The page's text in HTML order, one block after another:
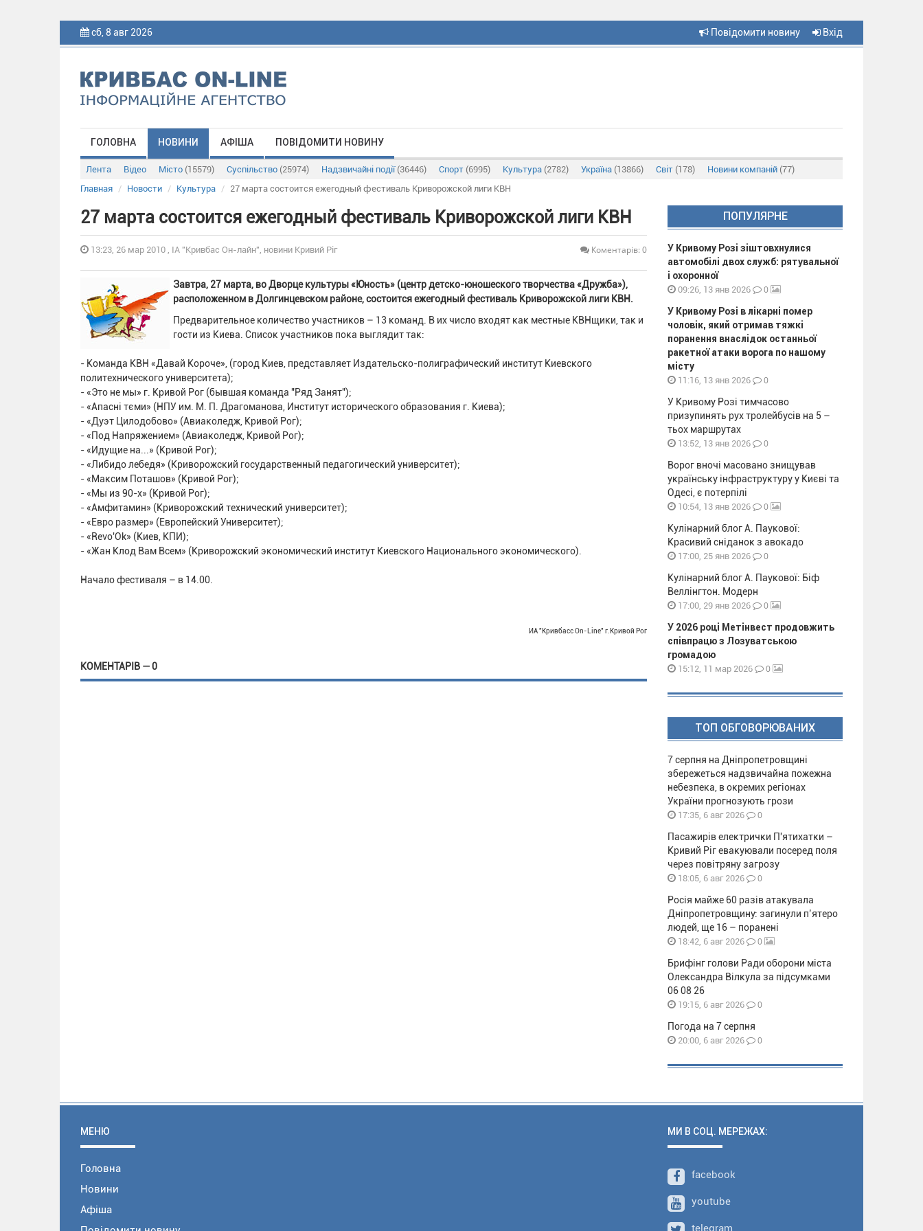
сб, 8 авг 2026 Повідомити новину Вхід
ГОЛОВНА НОВИНИ АФІША ПОВІДОМИТИ НОВИНУ
Лента Відео Місто (15579) Суспільство (25974) Надзвичайні події (36446) Спорт (6995) Культура (2782) Україна (13866) Світ (178) Новини компаній (77)
Главная
Новости Культура 27 марта состоится ежегодный фестиваль Криворожской лиги КВН
27 марта состоится ежегодный фестиваль Криворожской лиги КВН
13:23, 26 мар 2010 , ІА "Кривбас Он-лайн", новини Кривий Ріг Коментарів: 0
Завтра, 27 марта, во Дворце культуры «Юность» (центр детско-юношеского творчества «Дружба»),
расположенном в Долгинцевском районе, состоится ежегодный фестиваль Криворожской лиги КВН.
Предварительное количество участников – 13 команд. В их число входят как местные КВНщики, так и
гости из Киева. Список участников пока выглядит так:
- Команда КВН «Давай Короче», (город Киев, представляет Издательско-полиграфический институт Киевского
политехнического университета);
- «Это не мы» г. Кривой Рог (бывшая команда "Ряд Занят");
- «Апаснi тєми» (НПУ им. М. П. Драгоманова, Институт исторического образования г. Киева);
- «Дуэт Цилодобово» (Авиаколедж, Кривой Рог);
- «Под Напряжением» (Авиаколедж, Кривой Рог);
- «Идущие на...» (Кривой Рог);
- «Либидо лебедя» (Криворожский государственный педагогический университет);
- «Максим Поташов» (Кривой Рог);
- «Мы из 90-х» (Кривой Рог);
- «Амфитамин» (Криворожский технический университет);
- «Евро размер» (Европейский Университет);
- «Revo'Ok» (Киев, КПИ);
- «Жан Клод Вам Всем» (Криворожский экономический институт Киевского Национального экономического).
Начало фестиваля – в 14.00.
ИА "Кривбасс On-Line" г.Кривой Рог
КОМЕНТАРІВ — 0
ПОПУЛЯРНЕ
У Кривому Розі зіштовхнулися
автомобілі двох служб: рятувальної
і охоронної
09:26, 13 янв 2026 0
У Кривому Розі в лікарні помер
чоловік, який отримав тяжкі
поранення внаслідок останньої
ракетної атаки ворога по нашому
місту
11:16, 13 янв 2026 0
У Кривому Розі тимчасово
призупинять рух тролейбусів на 5 –
тьох маршрутах
13:52, 13 янв 2026 0
Ворог вночі масовано знищував
українську інфраструктуру у Києві та
Одесі, є потерпілі
10:54, 13 янв 2026 0
Кулінарний блог А. Паукової:
Красивий сніданок з авокадо
17:00, 25 янв 2026 0
Кулінарний блог А. Паукової: Біф
Веллінгтон. Модерн
17:00, 29 янв 2026 0
У 2026 році Метінвест продовжить
співпрацю з Лозуватською
громадою
15:12, 11 мар 2026 0
ТОП ОБГОВОРЮВАНИХ
7 серпня на Дніпропетровщині
збережеться надзвичайна пожежна
небезпека, в окремих регіонах
України прогнозують грози
17:35, 6 авг 2026 0
Пасажирів електрички П'ятихатки –
Кривий Ріг евакуювали посеред поля
через повітряну загрозу
18:05, 6 авг 2026 0
Росія майже 60 разів атакувала
Дніпропетровщину: загинули п’ятеро
людей, ще 16 – поранені
18:42, 6 авг 2026 0
Брифінг голови Ради оборони міста
Олександра Вілкула за підсумками
06 08 26
19:15, 6 авг 2026 0
Погода на 7 серпня
20:00, 6 авг 2026 0
МЕНЮ
Головна
Новини
Афіша
МИ В СОЦ. МЕРЕЖАХ:
facebook
youtube
telegram